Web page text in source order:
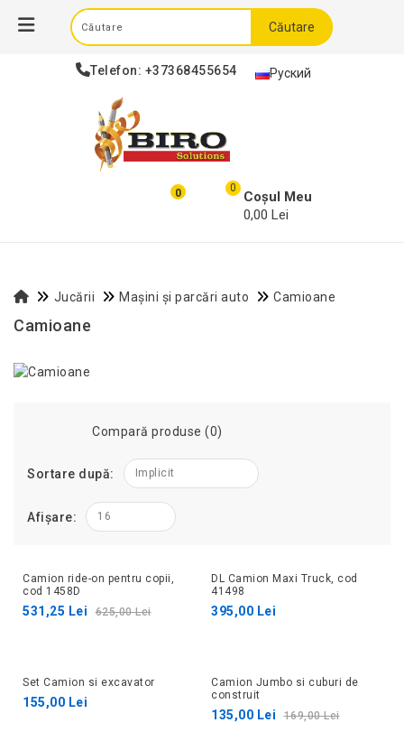
Telefon: +37368455654 Руский
Căutare
0 0
Coșul Meu
0,00 Lei
Jucării Mașini și parcări auto Camioane
Camioane
Compară produse (0)
Sortare după: Implicit
Afișare: 16
15%
Camion ride-on pentru copii,
cod 1458D
531,25 Lei 625,00 Lei
DL Camion Maxi Truck, cod
41498
395,00 Lei
Set Camion si excavator
155,00 Lei
20%
Camion Jumbo si cuburi de
construit
135,00 Lei 169,00 Lei